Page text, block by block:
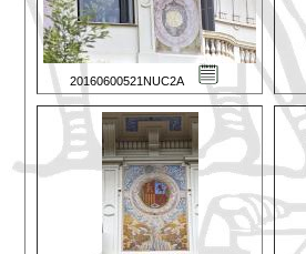
20160600521NUC2A